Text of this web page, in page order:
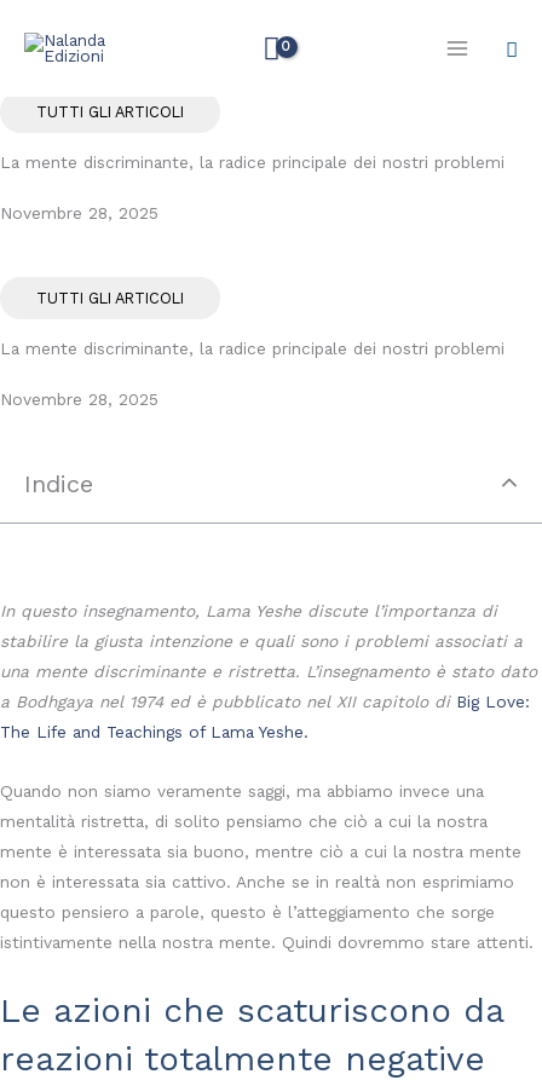
TUTTI GLI ARTICOLI
La mente discriminante, la radice principale dei nostri problemi
Novembre 28, 2025
TUTTI GLI ARTICOLI
La mente discriminante, la radice principale dei nostri problemi
Novembre 28, 2025
Indice
In questo insegnamento, Lama Yeshe discute l’importanza di
stabilire la giusta intenzione e quali sono i problemi associati a
una mente discriminante e ristretta. L’insegnamento è stato dato
a Bodhgaya nel 1974 ed è pubblicato nel XII capitolo di Big Love:
The Life and Teachings of Lama Yeshe.
Quando non siamo veramente saggi, ma abbiamo invece una
mentalità ristretta, di solito pensiamo che ciò a cui la nostra
mente è interessata sia buono, mentre ciò a cui la nostra mente
non è interessata sia cattivo. Anche se in realtà non esprimiamo
questo pensiero a parole, questo è l’atteggiamento che sorge
istintivamente nella nostra mente. Quindi dovremmo stare attenti.
Le azioni che scaturiscono da
reazioni totalmente negative